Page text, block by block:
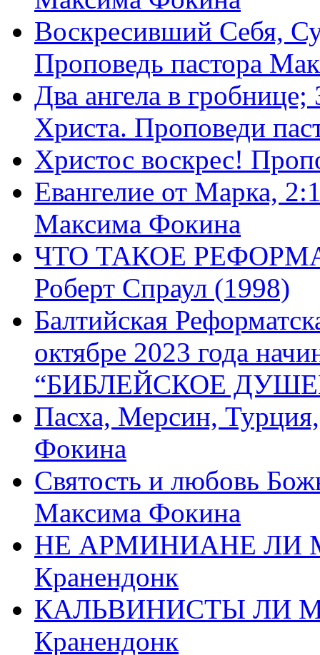
Воскресивший Себя,
Проповедь пастора
Два ангела в
Христа. Проповеди
Христос воскрес!
Евангелие от Марка,
Максима Фокина
ЧТО ТАКОЕ
Роберт Спраул (1998)
Балтийская
октябре 2023 года
“БИБЛЕЙСКОЕ
Пасха, Мерсин,
Фокина
Святость и любовь
Максима Фокина
НЕ АРМИНИАНЕ ЛИ
Кранендонк
КАЛЬВИНИСТЫ ЛИ
Кранендонк